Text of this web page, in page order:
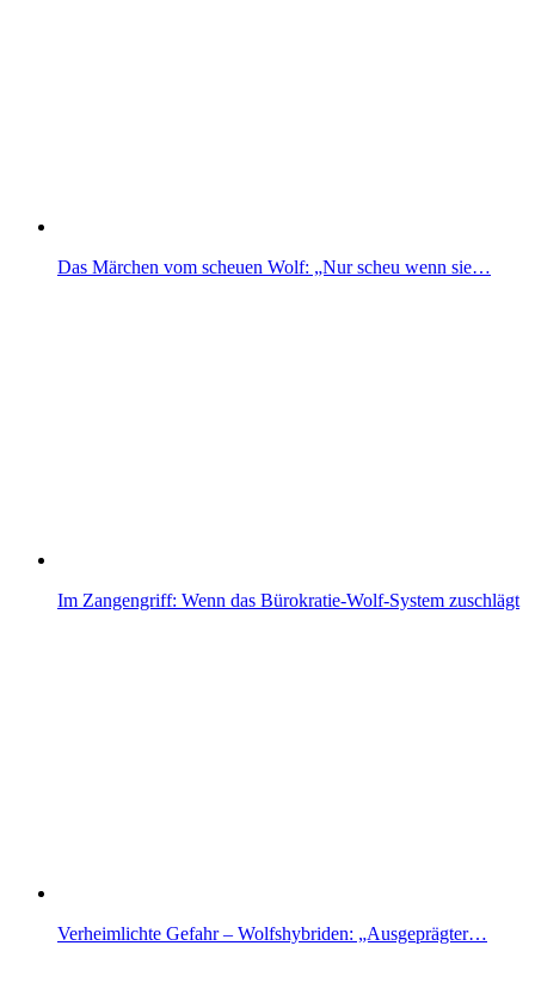
Das Märchen vom scheuen Wolf: „Nur scheu wenn sie…
Im Zangengriff: Wenn das Bürokratie-Wolf-System zuschlägt
Verheimlichte Gefahr – Wolfshybriden: „Ausgeprägter…